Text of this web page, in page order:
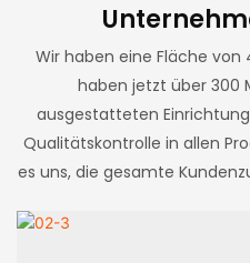
Wir haben eine Fläche
haben jetzt über 300
ausgestatteten
Qualitätskontrolle in allen
es uns, die gesamte